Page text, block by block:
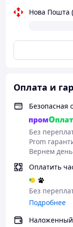
Нова Пошта
Оплата и
Безопасная
Без
Prom
Вернем
Оплатить
Без
Подробнее